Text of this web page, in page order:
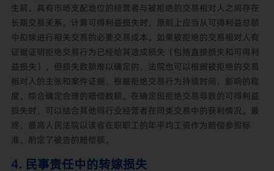
生前，具有市场支配地位的经营者与被拒绝的交易相对人之间存在
长期交易关系。计算可得利益损失时，原则上应当从可得利益总额
中扣除进行相关交易的必要交易成本。如果被拒绝的交易相对人有
证据证明拒绝交易行为已经给其造成损失（包括直接损失和可得利
益损失），但损失数额难以确定的，法院也可以根据被拒绝的交易
相对人的主张和案件证据，根据拒绝交易行为持续时间、影响的程
度，综合确定合理的赔偿数额。在确定因拒绝交易导致的可得利益
损失时，可以结合其他同行业经营者在同类交易中的获利情况。最
终，最高人民法院以该省在职职工的年平均工资作为赔偿参照标
准，酌定了被告的赔偿额。
4. 民事责任中的转嫁损失